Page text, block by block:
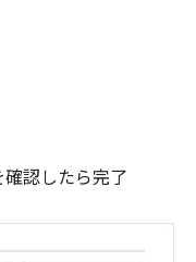
認したら完了